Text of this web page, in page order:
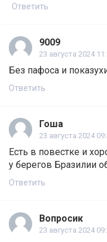
Ответить
9009
23 августа 2024
Без пафоса и
Ответить
Гоша
23 августа 2024
Есть в повестке и
у берегов Бразилии
Ответить
Вопросик
23 августа 2024